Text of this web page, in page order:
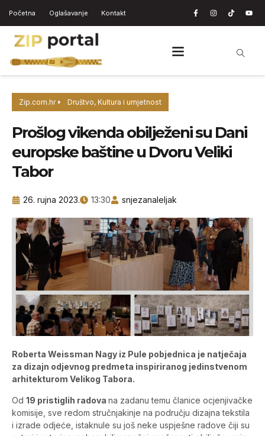
Početna Oglašavanje Kontakt
Zip.com.hr Društvo, Kultura i umjetnost
Prošlog vikenda obilježeni su Dani
europske baštine u Dvoru Veliki
Tabor
26. rujna 2023. 13:30 snjezanaleljak
Roberta Weissman Nagy iz Pule pobjednica je natječaja
za dizajn odjevnog predmeta inspiriranog jedinstvenom
arhitekturom Velikog Tabora.
Od 19 pristiglih radova na zadanu temu članice ocjenjivačke
komisije, sve redom stručnjakinje na području dizajna tekstila
i izrade odjeće, istaknule su još neke uspješne radove čiji su